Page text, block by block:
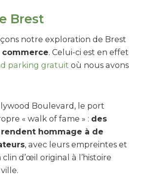
Brest
notre exploration de Brest
. Celui-ci est en effet
parking gratuit où nous avons
Boulevard, le port
« walk of fame » : des
hommage à de
, avec leurs empreintes et
clin d’œil original à l’histoire